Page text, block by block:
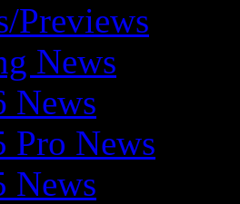
Previews
News
News
Pro News
News